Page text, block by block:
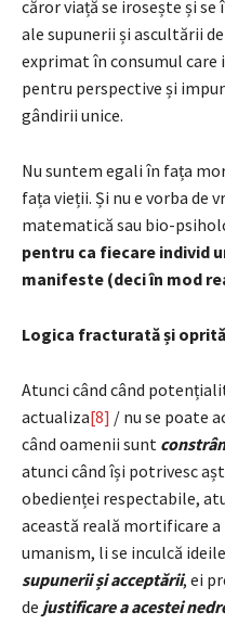
căror viață se irosește și
ale supunerii și ascultării
exprimat în consumul
pentru perspective și
gândirii unice.
Nu suntem egali în fața
fața vieții. Și nu e vorba de
matematică sau bio-
pentru ca fiecare individ
manifeste (deci în mod
Logica fracturată și oprită
Atunci când când
actualiza[8] / nu se poate
când oamenii sunt
atunci când își potrivesc
obedienței respectabile,
această reală mortificare
umanism, li se inculcă ideile
supunerii și acceptării, ei
de justificare a acestei